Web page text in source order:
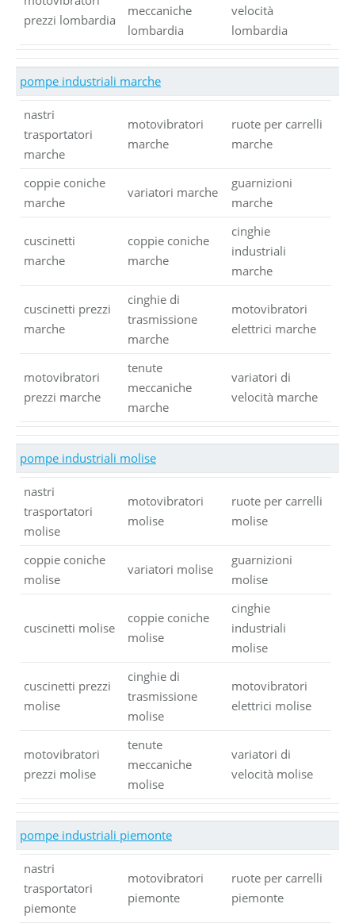
prezzi lombardia
meccaniche
lombardia
velocità
lombardia
pompe industriali marche
nastri
trasportatori
marche
motovibratori
marche
ruote per carrelli
marche
coppie coniche
marche
variatori marche
guarnizioni
marche
cuscinetti
marche
coppie coniche
marche
cinghie
industriali
marche
cuscinetti prezzi
marche
cinghie di
trasmissione
marche
motovibratori
elettrici marche
motovibratori
prezzi marche
tenute
meccaniche
marche
variatori di
velocità marche
pompe industriali molise
nastri
trasportatori
molise
motovibratori
molise
ruote per carrelli
molise
coppie coniche
molise
variatori molise
guarnizioni
molise
cuscinetti molise
coppie coniche
molise
cinghie
industriali
molise
cuscinetti prezzi
molise
cinghie di
trasmissione
molise
motovibratori
elettrici molise
motovibratori
prezzi molise
tenute
meccaniche
molise
variatori di
velocità molise
pompe industriali piemonte
nastri
trasportatori
piemonte
motovibratori
piemonte
ruote per carrelli
piemonte